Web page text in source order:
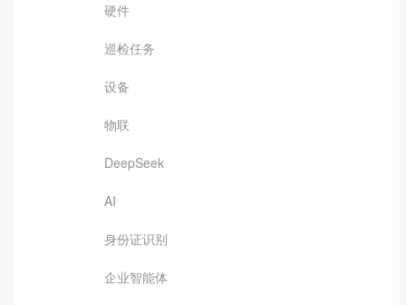
硬件
巡检任务
设备
物联
DeepSeek
AI
身份证识别
企业智能体